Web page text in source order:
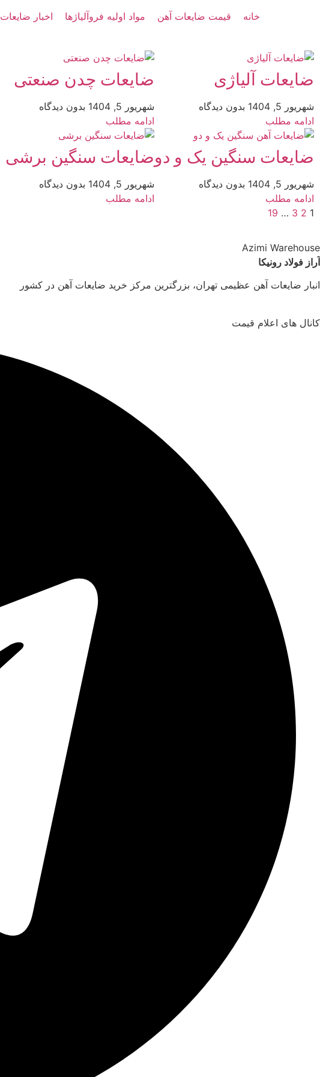
خانه قیمت ضایعات آهن مواد اولیه فروآلیاژها اخبار ضایعات
ضایعات آلیاژی
شهریور 5, 1404
بدون دیدگاه
ادامه مطلب
ضایعات چدن صنعتی
شهریور 5, 1404
بدون دیدگاه
ادامه مطلب
ضایعات سنگین یک و دو
شهریور 5, 1404
بدون دیدگاه
ادامه مطلب
ضایعات سنگین برشی
شهریور 5, 1404
بدون دیدگاه
ادامه مطلب
1
2
3
…
19
Azimi Warehouse
آراز فولاد رونیکا
انبار ضایعات آهن عظیمی تهران، بزرگترین مرکز خرید ضایعات آهن در کشور
کانال های اعلام قیمت